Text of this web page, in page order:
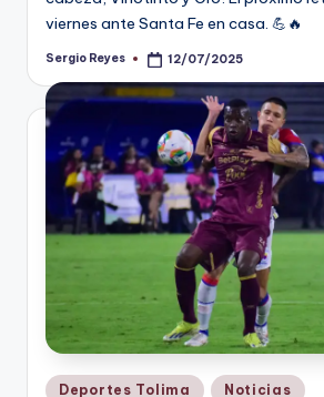
viernes ante Santa Fe en casa. 💪🔥
Publicado
Sergio Reyes 12/07/2025
Publicado
Deportes Tolima Noticias